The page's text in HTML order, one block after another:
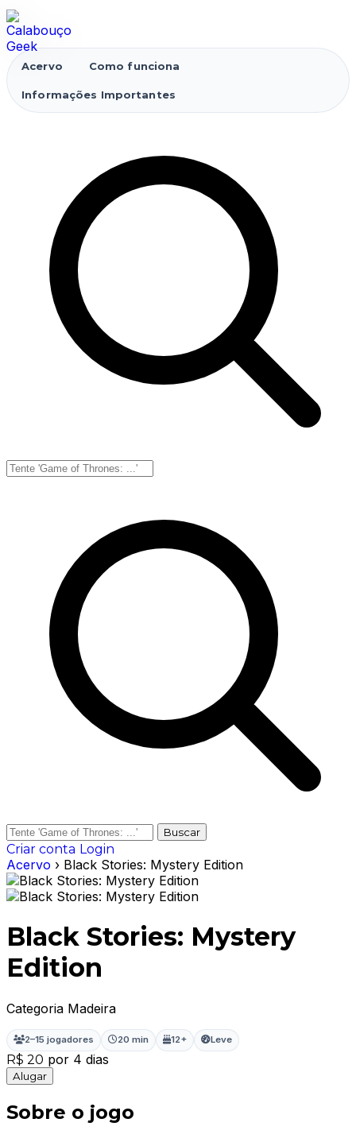
Acervo Como funciona
Informações Importantes
Buscar
Criar conta Login
Acervo › Black Stories: Mystery Edition
Black Stories: Mystery
Edition
Categoria Madeira
2–15 jogadores 20 min 12+ Leve
R$ 20 por 4 dias
Alugar
Sobre o jogo